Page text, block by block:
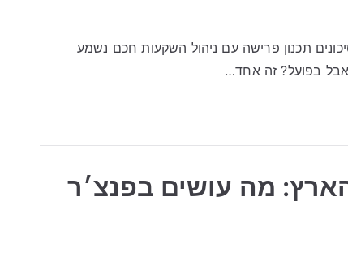
תכנון פרישה עם ניהול השקעות חכם נשמע
בפועל? זה אחד…
מה עושים בפנצ׳ר